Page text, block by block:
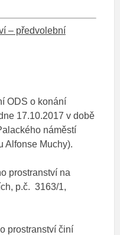
– předvolební
ODS o konání
17.10.2017 v době
náměstí
Alfonse Muchy).
prostranství na
p.č. 3163/1,
prostranství činí